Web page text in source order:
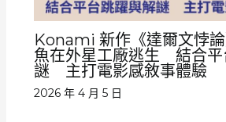
Konami 新作《達爾文悖
魚在外星工廠逃生 結合平
謎 主打電影感敘事體驗
2026 年 4 月 5 日